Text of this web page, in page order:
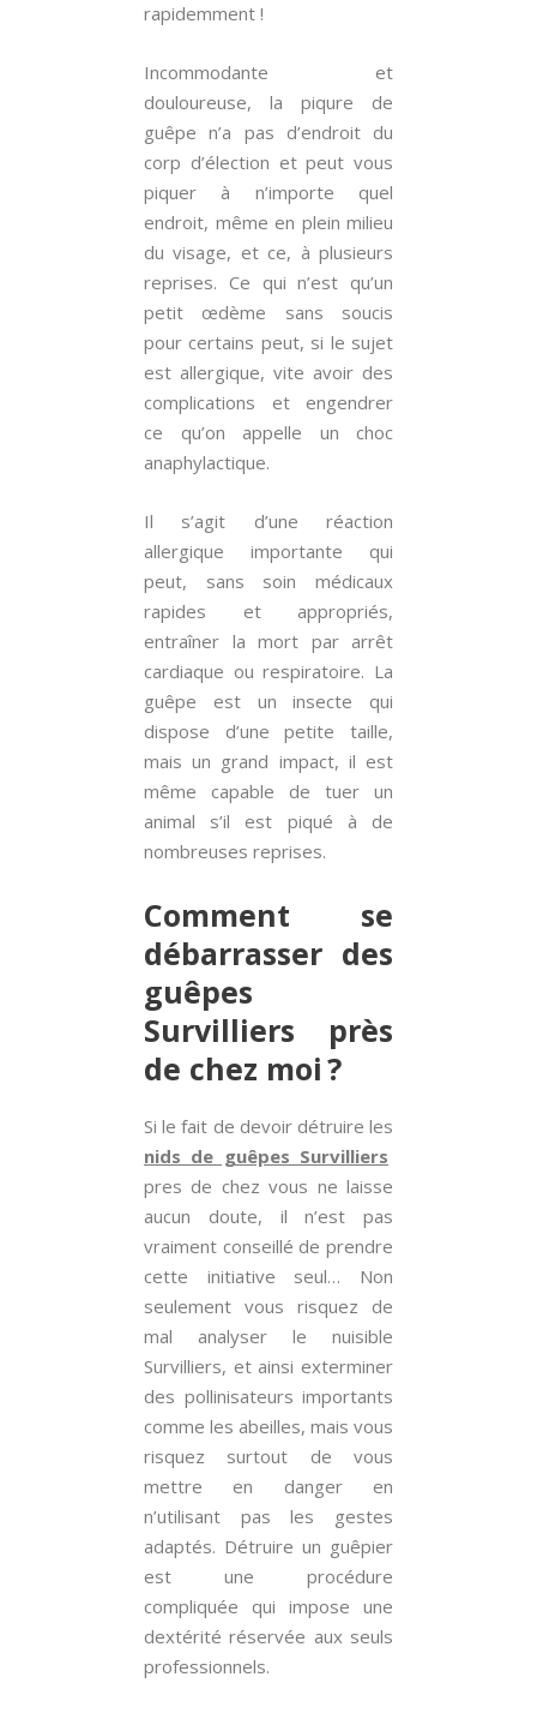
rapidemment !
Incommodante et
douloureuse, la piqure de
guêpe n’a pas d’endroit du
corp d’élection et peut vous
piquer à n’importe quel
endroit, même en plein milieu
du visage, et ce, à plusieurs
reprises. Ce qui n’est qu’un
petit œdème sans soucis
pour certains peut, si le sujet
est allergique, vite avoir des
complications et engendrer
ce qu’on appelle un choc
anaphylactique.
Il s’agit d’une réaction
allergique importante qui
peut, sans soin médicaux
rapides et appropriés,
entraîner la mort par arrêt
cardiaque ou respiratoire. La
guêpe est un insecte qui
dispose d’une petite taille,
mais un grand impact, il est
même capable de tuer un
animal s’il est piqué à de
nombreuses reprises.
Comment se
débarrasser des
guêpes
Survilliers près
de chez moi ?
Si le fait de devoir détruire les
nids de guêpes Survilliers
pres de chez vous ne laisse
aucun doute, il n’est pas
vraiment conseillé de prendre
cette initiative seul… Non
seulement vous risquez de
mal analyser le nuisible
Survilliers, et ainsi exterminer
des pollinisateurs importants
comme les abeilles, mais vous
risquez surtout de vous
mettre en danger en
n’utilisant pas les gestes
adaptés. Détruire un guêpier
est une procédure
compliquée qui impose une
dextérité réservée aux seuls
professionnels.